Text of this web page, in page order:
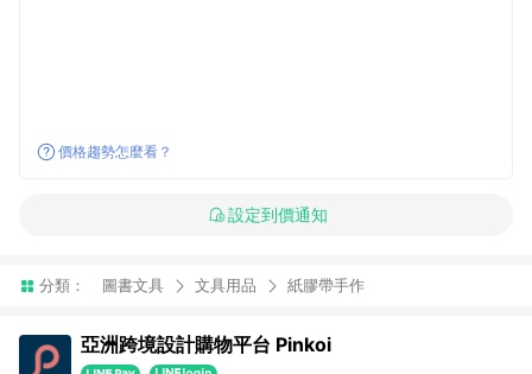
價格趨勢怎麼看？
設定到價通知
分類： 圖書文具 文具用品 紙膠帶手作
亞洲跨境設計購物平台 Pinkoi